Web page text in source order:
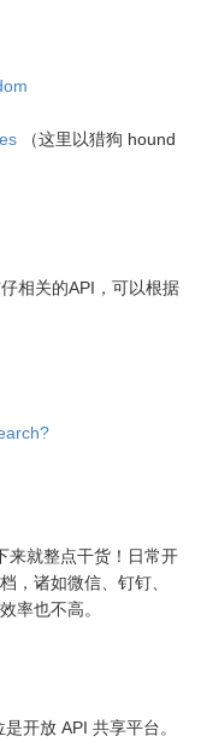
（这里以猎狗 hound
相关的API，可以根据
来就整点干货！日常开
，诸如微信、钉钉、
率也不高。
开放 API 共享平台。